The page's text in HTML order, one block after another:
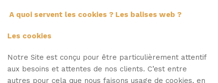
A quoi servent les cookies ? Les balises web ?
Les cookies
Notre Site est conçu pour être particulièrement attentif
aux besoins et attentes de nos clients. C’est entre
autres pour cela que nous faisons usage de cookies, en